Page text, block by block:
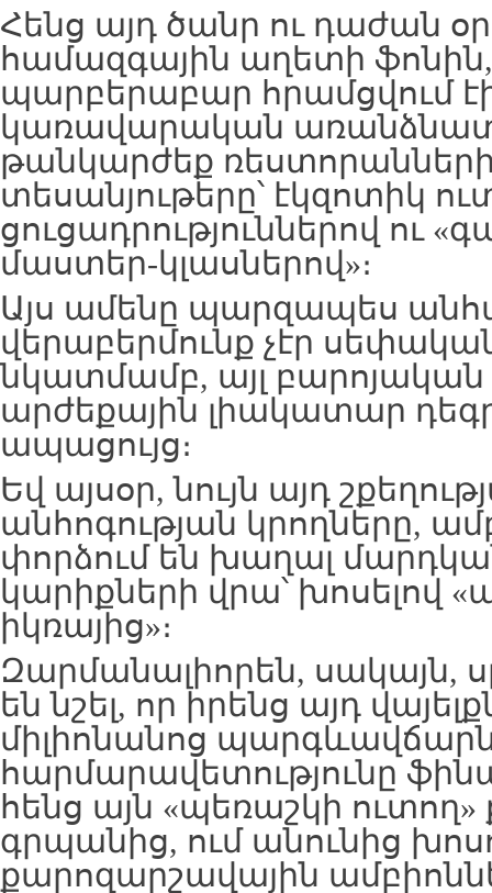
Հենց այդ ծանր ու դաժան
համազգային աղետի
պարբերաբար հրամցվում
կառավարական
թանկարժեք
տեսանյութերը՝ էկզոտիկ
ցուցադրություններով ու
մաստեր-կլասներով»։
Այս ամենը պարզապես
վերաբերմունք չէր
նկատմամբ, այլ բարոյական
արժեքային լիակատար
ապացույց։
Եվ այսօր, նույն այդ
անհոգության կրողները,
փորձում են խաղալ
կարիքների վրա՝ խոսելով
իկռայից»։
Զարմանալիորեն, սակայն,
են նշել, որ իրենց այդ
միլիոնանոց
հարմարավետությունը
հենց այն «պեռաշկի
գրպանից, ում անունից
քարոզարշավային